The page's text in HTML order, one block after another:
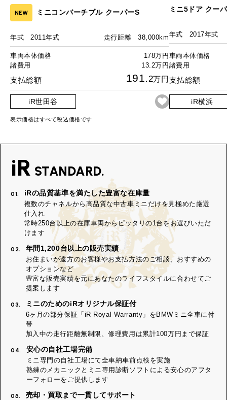
NEW ミニコンバーチブル クーパーS
年式 2011年式 走行距離 38,000km
車両本体価格
178万円
諸費用
13.2万円
支払総額 191. 2万円
iR世田谷
ミニ5ドア クー
年式 2017年式
車両本体価格
諸費用
支払総額
iR横浜
表示価格はすべて税込価格です
iR STANDARD.
01. iRの品質基準を満たした豊富な在庫量
複数のチャネルから高品質な中古車ミニだけを見極めた厳選
仕入れ
常時250台以上の在庫車両からピッタリの1台をお選びいただ
けます
02. 年間1,200台以上の販売実績
お住まいが遠方のお客様やお支払方法のご相談、おすすめの
オプションなど
豊富な販売実績を元にあなたのライフスタイルに合わせてご
提案します
03. ミニのためのiRオリジナル保証付
6ヶ月の部分保証「iR Royal Warranty」をBMWミニ全車に付
帯
加入中の走行距離無制限、修理費用は累計100万円まで保証
04. 安心の自社工場完備
ミニ専門の自社工場にて全車納車前点検を実施
熟練のメカニックとミニ専用診断ソフトによる安心のアフタ
ーフォローをご提供します
05. 売却・買取まで一貫してサポート